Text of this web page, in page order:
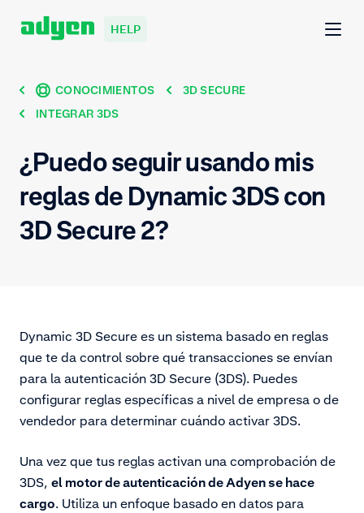
HELP
CONOCIMIENTOS
3D SECURE
INTEGRAR 3DS
¿Puedo seguir usando mis
reglas de Dynamic 3DS con
3D Secure 2?
Dynamic 3D Secure es un sistema basado en reglas
que te da control sobre qué transacciones se envían
para la autenticación 3D Secure (3DS). Puedes
configurar reglas específicas a nivel de empresa o de
vendedor para determinar cuándo activar 3DS.
Una vez que tus reglas activan una comprobación de
3DS, el motor de autenticación de Adyen se hace
cargo. Utiliza un enfoque basado en datos para